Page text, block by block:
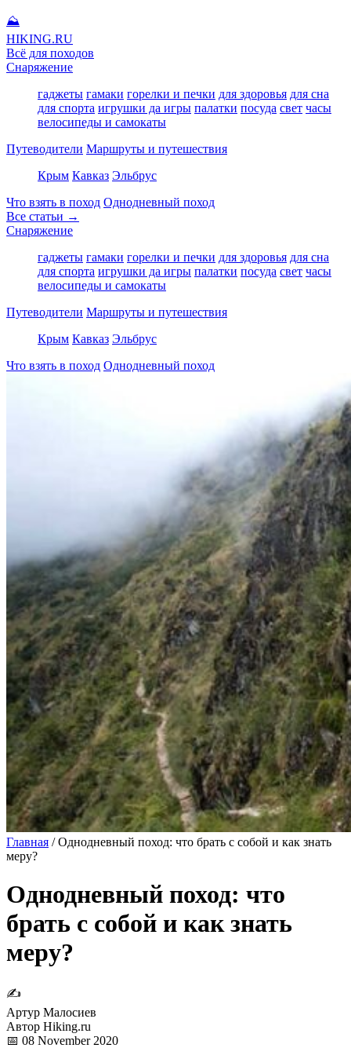
⛰
HIKING.RU
Всё для походов
Снаряжение
гаджеты гамаки горелки и печки для здоровья для сна
для спорта игрушки да игры палатки посуда свет часы
велосипеды и самокаты
Путеводители Маршруты и путешествия
Крым Кавказ Эльбрус
Что взять в поход Однодневный поход
Все статьи →
Снаряжение
гаджеты гамаки горелки и печки для здоровья для сна
для спорта игрушки да игры палатки посуда свет часы
велосипеды и самокаты
Путеводители Маршруты и путешествия
Крым Кавказ Эльбрус
Что взять в поход Однодневный поход
Главная / Однодневный поход: что брать с собой и как знать
меру?
Однодневный поход: что
брать с собой и как знать
меру?
✍
Артур Малосиев
Автор Hiking.ru
📅 08 November 2020